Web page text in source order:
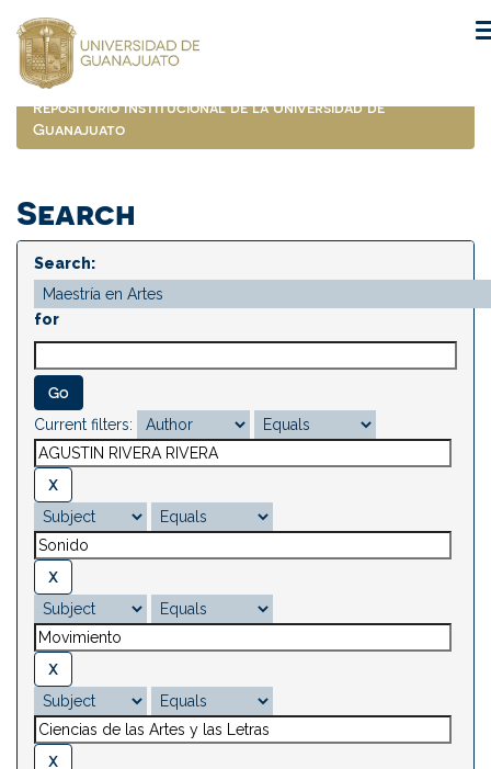
navigation
Repositorio Institucional de la Universidad de
Guanajuato
Search
Search:
for
Current filters: